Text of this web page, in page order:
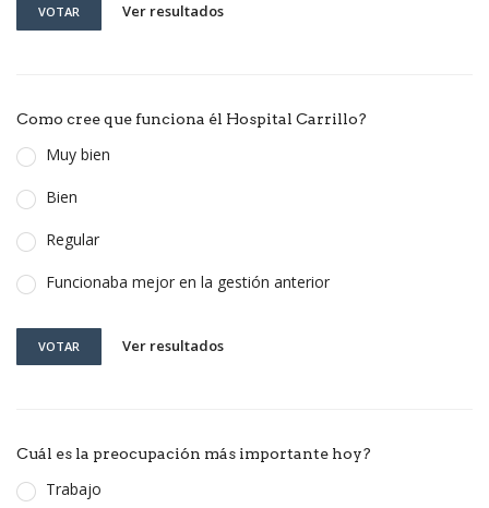
VOTAR Ver resultados
Como cree que funciona él Hospital Carrillo?
Muy bien
Bien
Regular
Funcionaba mejor en la gestión anterior
VOTAR Ver resultados
Cuál es la preocupación más importante hoy?
Trabajo